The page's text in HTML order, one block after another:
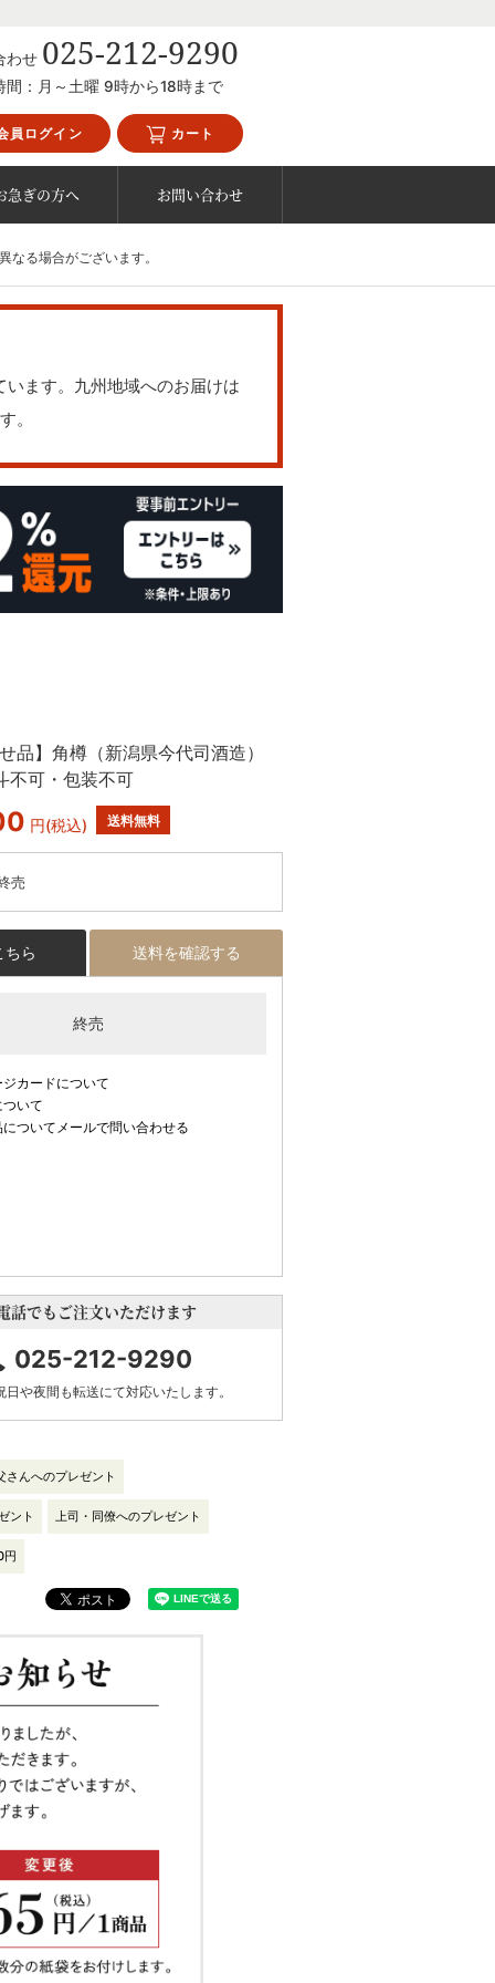
員ログイン カート
わせ 025-212-9290
間：月～土曜 9時から18時まで
急ぎの方へ お問い合わせ
なる場合がございます。
ます。九州地域へのお届けは
。
品】角樽（新潟県今代司酒造）
不可・包装不可
円(税込) 送料無料
売
ちら 送料を確認する
終売
ジカードについて
いて
についてメールで問い合わせる
話でもご注文いただけます
025-212-9290
日や夜間も転送にて対応いたします。
さんへのプレゼント
ント 上司・同僚へのプレゼント
円